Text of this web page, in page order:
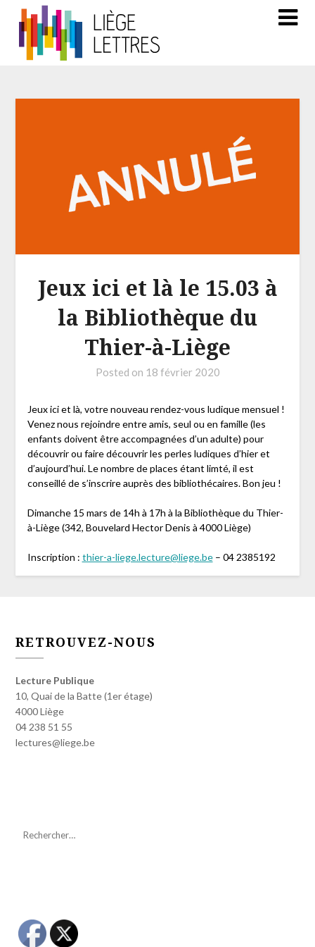
Jeux ici et là le 15.03 à
la Bibliothèque du
Thier-à-Liège
Posted on 18 février 2020
Jeux ici et là, votre nouveau rendez-vous ludique mensuel !
Venez nous rejoindre entre amis, seul ou en famille (les
enfants doivent être accompagnées d’un adulte) pour
découvrir ou faire découvrir les perles ludiques d’hier et
d’aujourd’hui. Le nombre de places étant limté, il est
conseillé de s’inscrire auprès des bibliothécaires. Bon jeu !
Dimanche 15 mars de 14h à 17h à la Bibliothèque du Thier-
à-Liège (342, Bouvelard Hector Denis à 4000 Liège)
Inscription : thier-a-liege.lecture@liege.be– 04 2385192
RETROUVEZ-NOUS
Lecture Publique
10, Quai de la Batte (1er étage)
4000 Liège
04 238 51 55
lectures@liege.be